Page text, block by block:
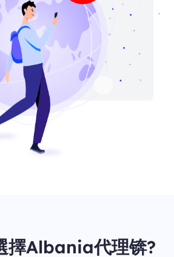
擇Albania代理锛?